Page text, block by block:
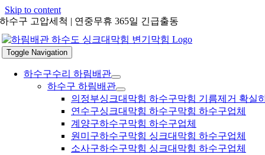
Skip to content
하수구 고압세척 | 연중무휴 365일 긴급출동
Toggle Navigation
하수구수리 하림배관
하수구 하림배관
의정부싱크대막힘 하수구막힘 기름제거 확실
연수구싱크대막힘 하수구막힘 하수구업체
계양구하수구막힘 하수구업체
원미구하수구막힘 싱크대막힘 하수구업체
소사구하수구막힘 싱크대막힘 하수구업체